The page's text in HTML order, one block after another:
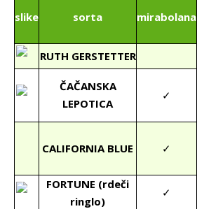
slike sorta mirabolana
RUTH GERSTETTER
ČAČANSKA
LEPOTICA
✓
CALIFORNIA BLUE ✓
FORTUNE (rdeči
ringlo)
✓